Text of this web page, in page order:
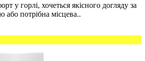
у горлі, хочеться якісного догляду за
потрібна місцева..